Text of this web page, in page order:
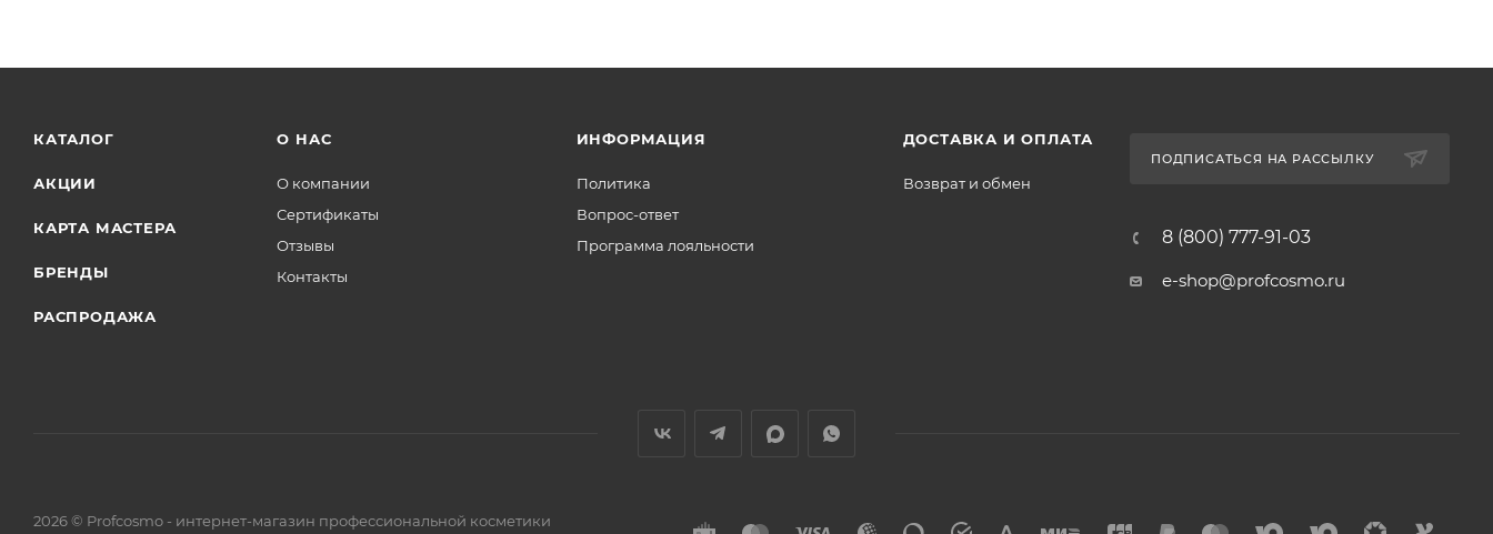
КАТАЛОГ
АКЦИИ
КАРТА МАСТЕРА
БРЕНДЫ
РАСПРОДАЖА
О НАС
О компании
Сертификаты
Отзывы
Контакты
ИНФОРМАЦИЯ
Политика
Вопрос-ответ
Программа лояльности
ДОСТАВКА И ОПЛАТА
Возврат и обмен
ПОДПИСАТЬСЯ НА РАССЫЛКУ
8 (800) 777-91-03
e-shop@profcosmo.ru
2026© Profcosmo - интернет-магазин профессиональной косметики